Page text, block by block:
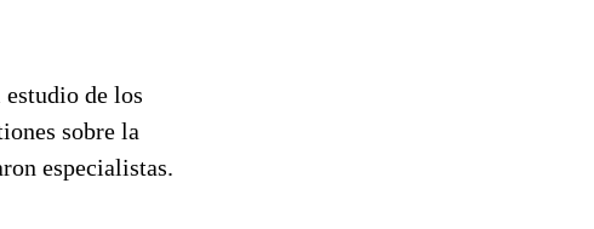
de los
sobre la
especialistas.